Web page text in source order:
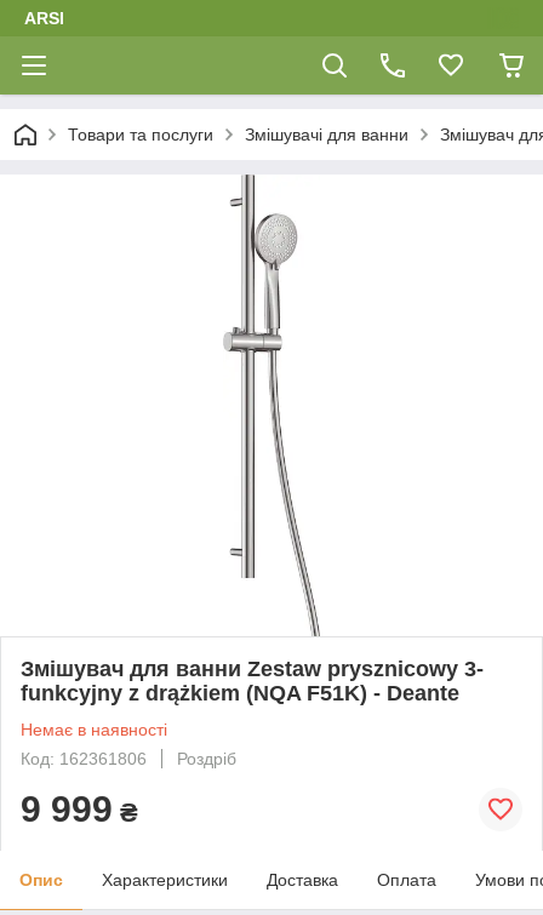
ARSI
Товари та послуги Змішувачі для ванни Змішувач
Змішувач для ванни Zestaw prysznicowy 3-
funkcyjny z drążkiem (NQA F51K) - Deante
Немає в наявності
Код: 162361806
Роздріб
9 999 ₴
Опис Характеристики Доставка Оплата Умови